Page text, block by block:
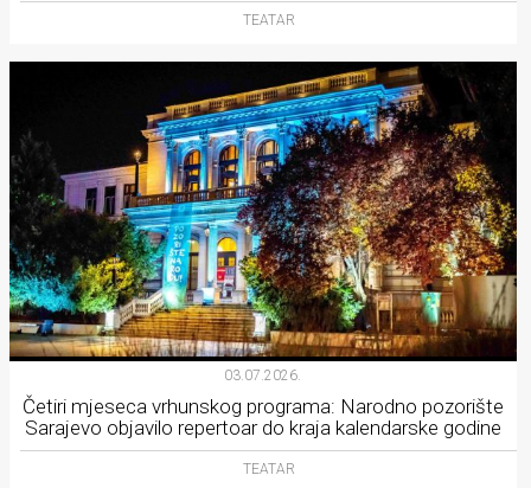
TEATAR
03.07.2026.
Četiri mjeseca vrhunskog programa: Narodno pozorište
Sarajevo objavilo repertoar do kraja kalendarske godine
TEATAR